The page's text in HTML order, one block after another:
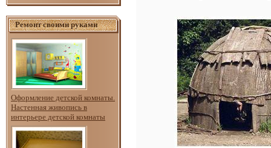
Ремонт своими руками
Оформление детской комнаты.
Настенная живопись в
интерьере детской комнаты